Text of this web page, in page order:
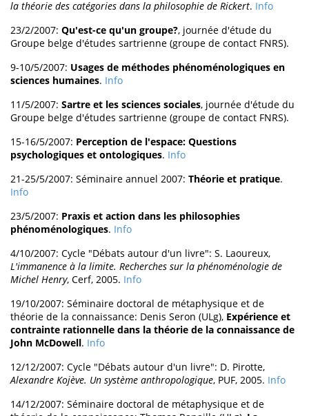
la théorie des catégories dans la philosophie de Rickert. Info
23/2/2007: Qu'est-ce qu'un groupe?, journée d'étude du
Groupe belge d'études sartrienne (groupe de contact FNRS).
9-10/5/2007: Usages de méthodes phénoménologiques en
sciences humaines. Info
11/5/2007: Sartre et les sciences sociales, journée d'étude du
Groupe belge d'études sartrienne (groupe de contact FNRS).
15-16/5/2007: Perception de l'espace: Questions
psychologiques et ontologiques. Info
21-25/5/2007: Séminaire annuel 2007: Théorie et pratique.
Info
23/5/2007: Praxis et action dans les philosophies
phénoménologiques. Info
4/10/2007: Cycle "Débats autour d'un livre": S. Laoureux,
L'immanence à la limite. Recherches sur la phénoménologie de
Michel Henry, Cerf, 2005. Info
19/10/2007: Séminaire doctoral de métaphysique et de
théorie de la connaissance: Denis Seron (ULg), Expérience et
contrainte rationnelle dans la théorie de la connaissance de
John McDowell. Info
12/12/2007: Cycle "Débats autour d'un livre": D. Pirotte,
Alexandre Kojève. Un système anthropologique, PUF, 2005. Info
14/12/2007: Séminaire doctoral de métaphysique et de